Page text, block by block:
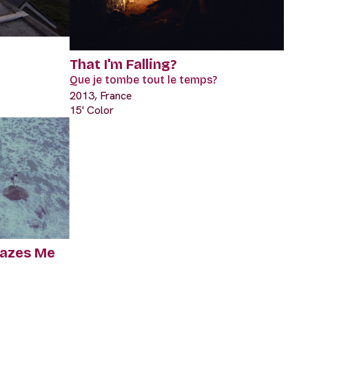
That I'm Falling?
Que je tombe tout le temps?
2013, France
15' Color
Me